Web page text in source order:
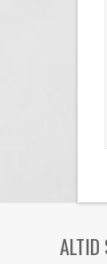
ALTID